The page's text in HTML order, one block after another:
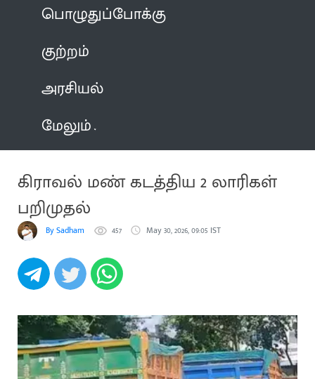
பொழுதுப்போக்கு
குற்றம்
அரசியல்
மேலும்
கிராவல் மண் கடத்திய 2 லாரிகள்
பறிமுதல்
By Sadham 457 May 30, 2026, 09:05 IST